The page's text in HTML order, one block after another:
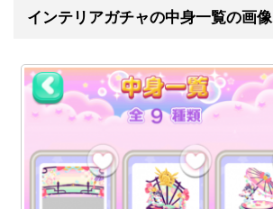
インテリアガチャの中身一覧の画像